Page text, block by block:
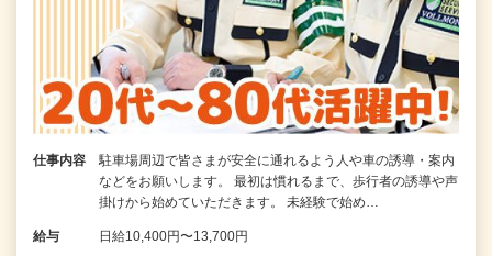
仕事内容
駐車場周辺で皆さまが安全に通れるよう人や車の誘導・案内
などをお願いします。 最初は慣れるまで、歩行者の誘導や声
掛けから始めていただきます。 未経験で始め…
給与 日給10,400円〜13,700円